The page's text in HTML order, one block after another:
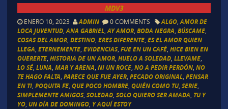
MDV3
ENERO 10, 2023 ADMIN 0 COMMENTS ALGO, AMOR DE
LOCA JUVENTUD, ANA GABRIEL, AY AMOR, BODA NEGRA BÚSCAME,
COSAS DEL AMOR, DESTINO, ERES DIFERENTE, ES EL AMOR QUIEN
LLEGA ETERNEMENTE, EVIDENCIAS, FUE EN UN CAFÉ, HICE BIEN EN
QUERERTE, HISTORIA DE UN AMOR, HUELO A SOLEDAD, LLEVAME,
LO SÉ, LUNA MAR Y ARENA NI UN ROCE, NO A PEDIR PERDÓN, NO
TE HAGO FALTA PARECE QUE FUE AYER, PECADO ORIGINAL, PENSAR
EN TI, POQUITA FE, QUE POCO HOMBRE, QUIÉN COMO TU, SERIE,
SIMPLEMENTE AMIGOS, SOLEDAD, SOLO QUIERO SER AMADA TU Y
YO, UN DÍA DE DOMINGO, Y AQUÍ ESTOY